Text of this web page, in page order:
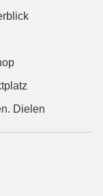
Dielen